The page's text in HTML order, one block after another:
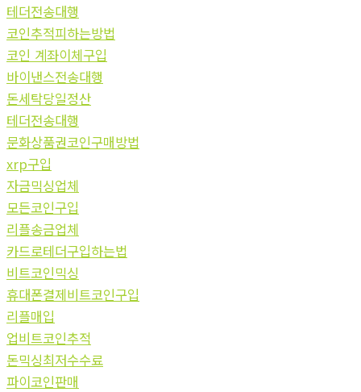
테더전송대행
코인추적피하는방법
코인 계좌이체구입
바이낸스전송대행
돈세탁당일정산
테더전송대행
문화상품권코인구매방법
xrp구입
자금믹싱업체
모든코인구입
리플송금업체
카드로테더구입하는법
비트코인믹싱
휴대폰결제비트코인구입
리플매입
업비트코인추적
돈믹싱최저수수료
파이코인판매